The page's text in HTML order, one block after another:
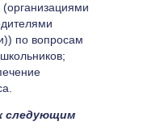
по вопросам
следующим